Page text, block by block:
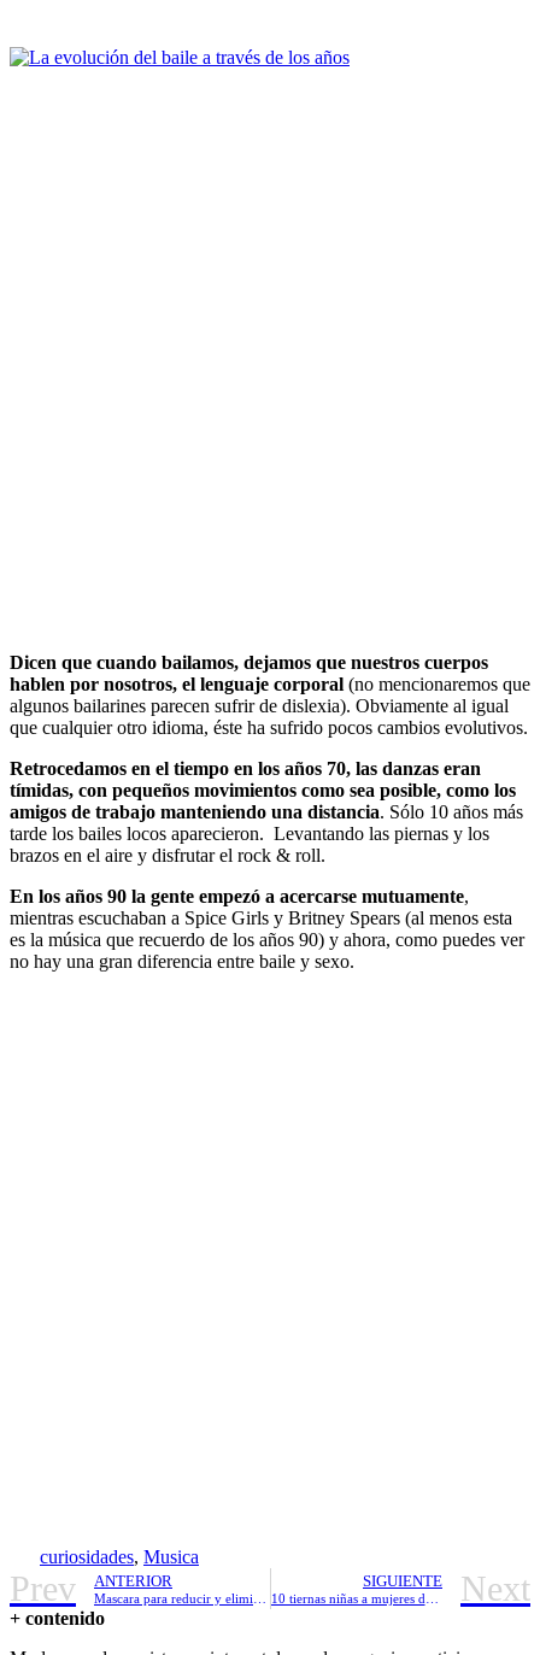
Dicen que cuando bailamos, dejamos que nuestros cuerpos
hablen por nosotros, el lenguaje corporal (no mencionaremos que
algunos bailarines parecen sufrir de dislexia). Obviamente al igual
que cualquier otro idioma, éste ha sufrido pocos cambios evolutivos.
Retrocedamos en el tiempo en los años 70, las danzas eran
tímidas, con pequeños movimientos como sea posible, como los
amigos de trabajo manteniendo una distancia. Sólo 10 años más
tarde los bailes locos aparecieron. Levantando las piernas y los
brazos en el aire y disfrutar el rock & roll.
En los años 90 la gente empezó a acercarse mutuamente,
mientras escuchaban a Spice Girls y Britney Spears (al menos esta
es la música que recuerdo de los años 90) y ahora, como puedes ver
no hay una gran diferencia entre baile y sexo.
curiosidades, Musica
Prev ANTERIOR SIGUIENTE Next
+ contenido